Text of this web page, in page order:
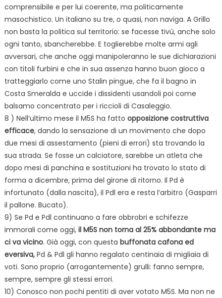
comprensibile e per lui coerente, ma politicamente
masochistico. Un italiano su tre, o quasi, non naviga. A Grillo
non basta la politica sul territorio: se facesse tivù, anche solo
ogni tanto, sbancherebbe. E toglierebbe molte armi agli
avversari, che anche oggi manipoleranno le sue dichiarazioni
con titoli furbini e che in sua assenza hanno buon gioco a
tratteggiarlo come uno Stalin pingue, che fa il bagno in
Costa Smeralda e uccide i dissidenti usandoli poi come
balsamo concentrato per i riccioli di Casaleggio.
8 ) Nell’ultimo mese il M5S ha fatto opposizione costruttiva
efficace, dando la sensazione di un movimento che dopo
due mesi di assestamento (pieni di errori) sta trovando la
sua strada. Se fosse un calciatore, sarebbe un atleta che
dopo mesi di panchina e sostituzioni ha trovato lo stato di
forma a dicembre, prima del girone di ritorno. Il Pd è
infortunato (dalla nascita), il Pdl era e resta l’arbitro (Gasparri
il pallone. Bucato).
9) Se Pd e Pdl continuano a fare obbrobri e schifezze
immorali come oggi, il M5S non torna al 25% abbondante ma
ci va vicino. Già oggi, con questa buffonata cafona ed
eversiva,Pd & Pdl gli hanno regalato centinaia di migliaia di
voti. Sono proprio (arrogantemente) grulli: fanno sempre,
sempre, sempre gli stessi errori.
10) Conosco non pochi pentiti di aver votato M5S. Ma non ne